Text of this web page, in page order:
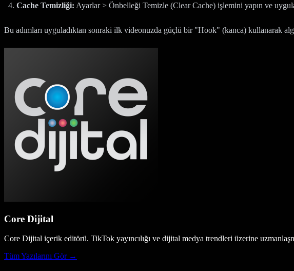
Cache Temizliği: Ayarlar > Önbelleği Temizle (Clear Cache) işlemini yapın ve
Bu adımları uyguladıktan sonraki ilk videonuzda güçlü bir "Hook" (kanca) kullanarak
Core Dijital
Core Dijital içerik editörü. TikTok yayıncılığı ve dijital medya trendleri üzerine
Tüm Yazılarını Gör →